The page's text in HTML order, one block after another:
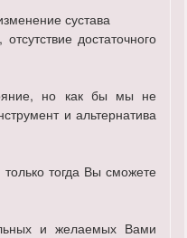
сустава
достаточного
но как бы мы не
и альтернатива
тогда Вы сможете
и желаемых Вами